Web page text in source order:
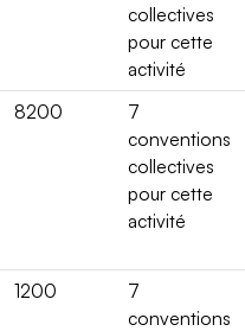
collectives
pour cette
activité
8200
7
conventions
collectives
pour cette
activité
1200
7
conventions